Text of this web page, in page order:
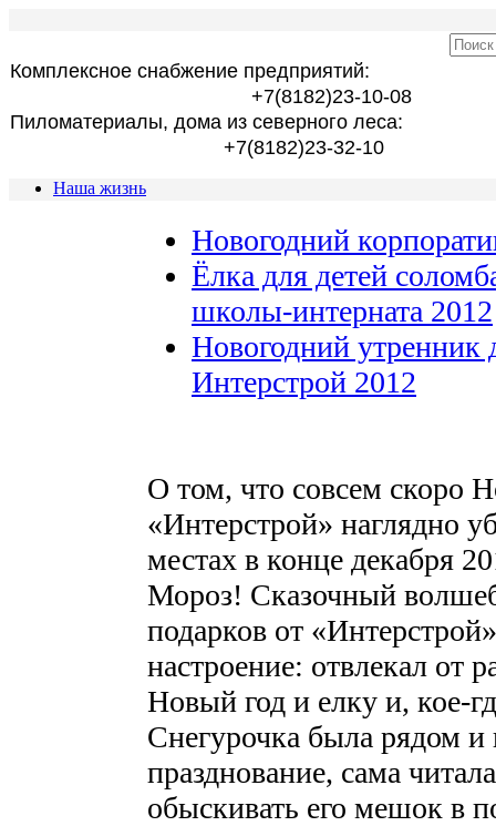
Комплексное снабжение предприятий:
+7(8182)23-10-08
Пиломатериалы, дома из северного леса:
+7(8182)23-32-10
Наша жизнь
Новогодний
Ёлка для детей
школы-интерната 2012
Новогодний утренник
Интерстрой 2012
О том, что совсем скоро
«Интерстрой» наглядно
местах в конце декабря
Мороз! Сказочный
подарков от
настроение: отвлекал от
Новый год и елку и, кое-
Снегурочка была рядом и
празднование, сама
обыскивать его мешок в